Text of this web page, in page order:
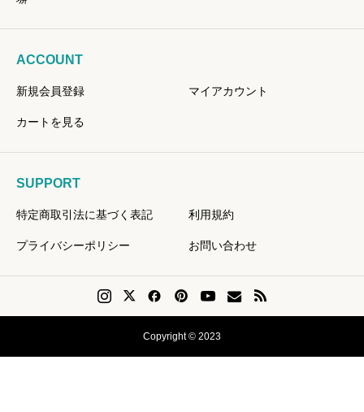
ACCOUNT
新規会員登録 マイアカウント
カートを見る
SUPPORT
特定商取引法に基づく表記 利用規約
プライバシーポリシー お問い合わせ
Copyright © 2023